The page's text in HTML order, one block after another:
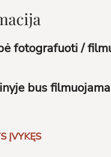
fotografuoti /
bus
ĮVYKĘS